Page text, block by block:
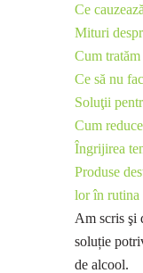
Ce
Mituri
Cum tratăm
Ce să nu
Soluţii
Cum
Îngrijirea
Produse
lor în rutina
Am scris şi
soluție
de alcool.